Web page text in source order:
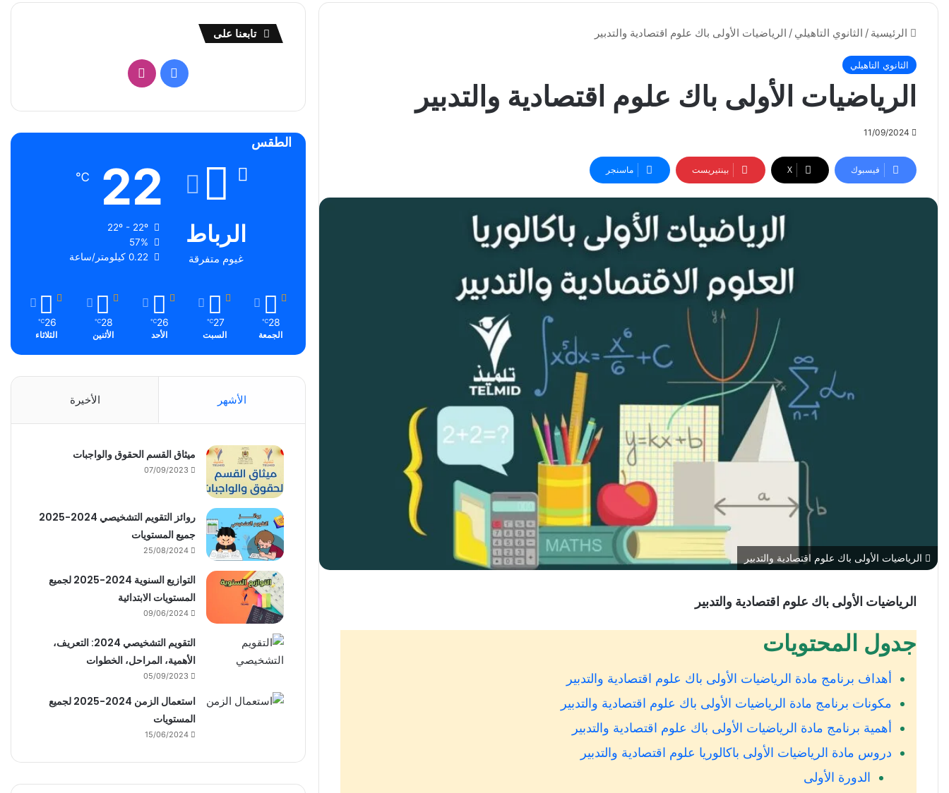
الرئيسية / الثانوي التاهيلي / الرياضيات الأولى باك علوم اقتصادية والتدبير
الثانوي التاهيلي
الرياضيات الأولى باك علوم اقتصادية والتدبير
11/09/2024
فيسبوك ‫X بينتيريست ماسنجر
الرياضيات الأولى باك علوم اقتصادية والتدبير
الرياضيات الأولى باك علوم اقتصادية والتدبير
جدول المحتويات
أهداف برنامج مادة الرياضيات الأولى باك علوم اقتصادية والتدبير
مكونات برنامج مادة الرياضيات الأولى باك علوم اقتصادية والتدبير
أهمية برنامج مادة الرياضيات الأولى باك علوم اقتصادية والتدبير
دروس مادة الرياضيات الأولى باكالوريا علوم اقتصادية والتدبير
الدورة الأولى
تابعنا على
فيسبوكانستقرام
الطقس
الرباط
غيوم متفرقة
22
℃
57%
0.22 كيلومتر/ساعة
28
℃
الجمعة
27
℃
السبت
26
℃
الأحد
28
℃
الأثنين
26
℃
الثلاثاء
الأشهر الأخيرة
ميثاق القسم الحقوق والواجبات
07/09/2023
روائز التقويم التشخيصي 2024-2025
جميع المستويات
25/08/2024
التوازيع السنوية 2024-2025 لجميع
المستويات الابتدائية
09/06/2024
التقويم التشخيصي 2024: التعريف،
الأهمية، المراحل، الخطوات
05/09/2023
استعمال الزمن 2024-2025 لجميع
المستويات
15/06/2024